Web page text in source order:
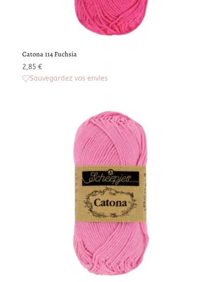
Catona 114 Fuchsia
2,85 €
Sauvegardez vos envies